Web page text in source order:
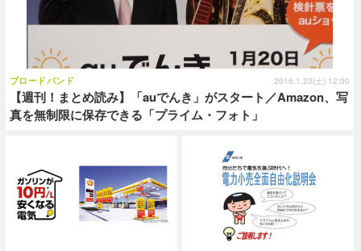
【週刊！まとめ読み】「auでんき」がスタート／Amazon、写
真を無制限に保存できる「プライム・フォト」
ブロードバンド 2016.1.23(土) 12:00